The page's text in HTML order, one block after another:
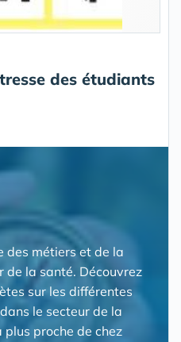
des étudiants
des métiers et de la
de la santé. Découvrez
sur les différentes
le secteur de la
proche de chez